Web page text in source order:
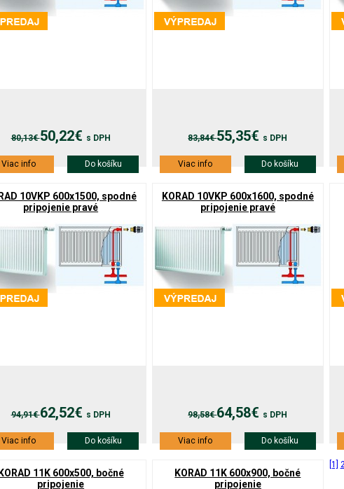
80,13€50,22€ s DPH
Viac info Do košíku
83,84€55,35€ s DPH
Viac info Do košíku
10VKP 600x1500, spodné
pripojenie pravé
94,91€62,52€ s DPH
Viac info Do košíku
KORAD 10VKP 600x1600, spodné
pripojenie pravé
98,58€64,58€ s DPH
Viac info Do košíku
11K 600x500, bočné
pripojenie
KORAD 11K 600x900, bočné
pripojenie
[1] 2